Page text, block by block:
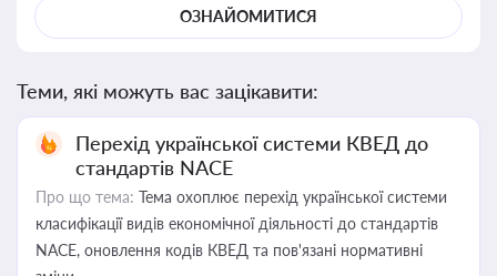
ОЗНАЙОМИТИСЯ
Теми, які можуть вас зацікавити:
Перехід української системи КВЕД до
стандартів NACE
Про що тема: Тема охоплює перехід української системи
класифікації видів економічної діяльності до стандартів
NACE, оновлення кодів КВЕД та пов'язані нормативні